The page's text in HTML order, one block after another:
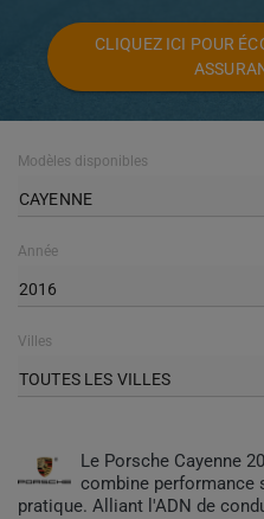
CLIQUEZ ICI POUR
Modèles disponibles
CAYENNE
Année
2016
Villes
TOUTES LES VILLES
Le Porsche Cayenne
combine performance
pratique. Alliant l'ADN de